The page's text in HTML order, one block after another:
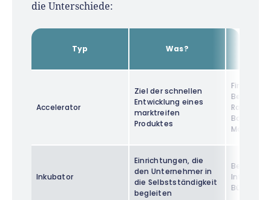
die Unterschiede:
Typ Was?
Accelerator
Ziel der schnellen
Entwicklung eines
marktreifen
Produktes
Rahmen
Monaten
Inkubator
Einrichtungen, die
den Unternehmer in
die Selbstständigkeit
begleiten